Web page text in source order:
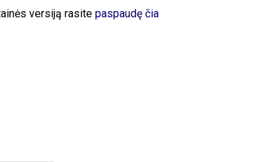
versiją rasite paspaudę čia